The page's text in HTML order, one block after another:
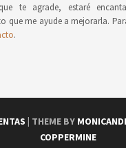
te agrade, estaré
que me ayude a mejorarla.
.
| THEME BY
COPPERMINE